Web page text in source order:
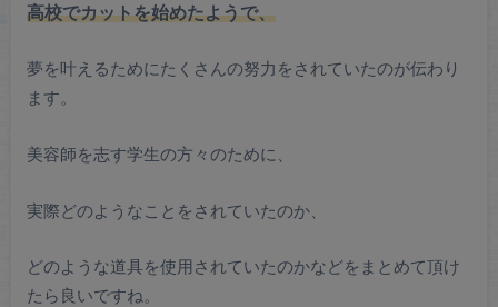
高校でカットを始めたようで、
夢を叶えるためにたくさんの努力をされていたのが伝わり
ます。
美容師を志す学生の方々のために、
実際どのようなことをされていたのか、
どのような道具を使用されていたのかなどをまとめて頂け
たら良いですね。